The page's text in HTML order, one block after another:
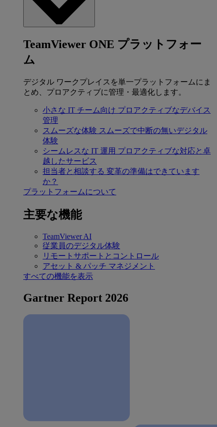
TeamViewer ONE プラットフォー
ム
デジタル ワークプレイスを単一プラットフォームにま
とめ、プロアクティブに管理・最適化します。
小さな IT チーム向け プロアクティブなデバイス
管理
スムーズな体験 スムーズで中断の無いデジタル
体験
シームレスな IT 運用 プロアクティブな対応と卓
越したサービス
担当者と相談する 変革の準備はできています
か？
プラットフォームについて
主要な機能
TeamViewer AI
従業員のデジタル体験
リモートサポートとコントロール
アセット & パッチ マネジメント
すべての機能を表示
Gartner Report 2026